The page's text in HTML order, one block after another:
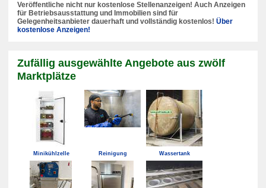
Veröffentliche nicht nur kostenlose Stellenanzeigen! Auch Anzeigen
für Betriebsausstattung und Immobilien sind für
Gelegenheitsanbieter dauerhaft und vollständig kostenlos! Über
kostenlose Anzeigen!
Zufällig ausgewählte Angebote aus zwölf
Marktplätze
Minikühlzelle Reinigung Wassertank